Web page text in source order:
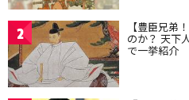
2 【豊臣兄弟
のか？ 天下
で一挙紹介